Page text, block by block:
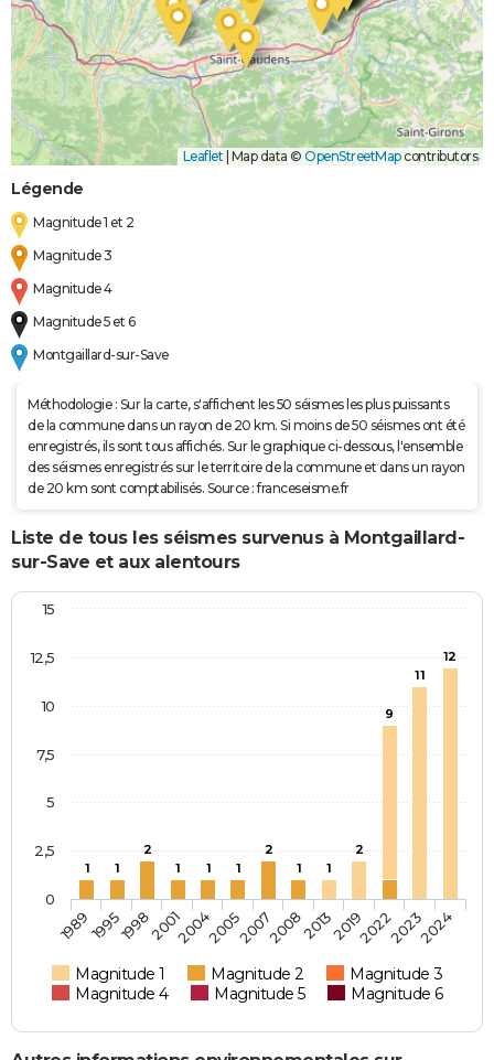
Leaflet | Map data © OpenStreetMapcontributors
Légende
Magnitude 1 et 2
Magnitude 3
Magnitude 4
Magnitude 5 et 6
Montgaillard-sur-Save
Méthodologie : Sur la carte, s'affichent les 50 séismes les plus puissants
de la commune dans un rayon de 20 km. Si moins de 50 séismes ont été
enregistrés, ils sont tous affichés. Sur le graphique ci-dessous, l'ensemble
des séismes enregistrés sur le territoire de la commune et dans un rayon
de 20 km sont comptabilisés. Source : franceseisme.fr
Liste de tous les séismes survenus à Montgaillard-
sur-Save et aux alentours
1 1
2
1
1 1
2
1
1
2
9
11
12
Magnitude 1 Magnitude 2
Magnitude 3
Magnitude 4
Magnitude 5 Magnitude 6
1989199519982001200420052007200820132019202220232024
0
2,5
5
7,5
10
12,5
15